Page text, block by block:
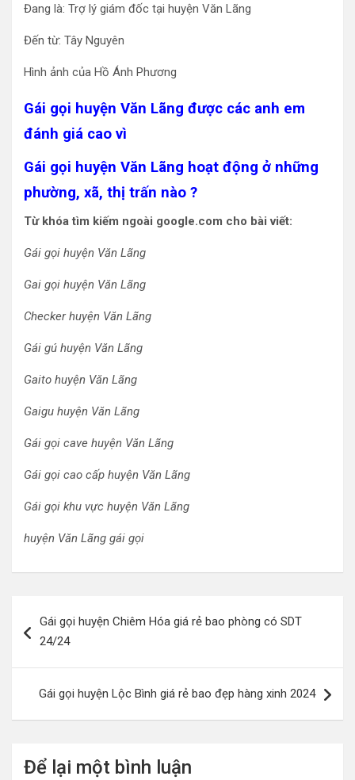
Đang là: Trợ lý giám đốc tại huyện Văn Lãng
Đến từ: Tây Nguyên
Hình ảnh của Hồ Ánh Phương
Gái gọi huyện Văn Lãng được các anh em
đánh giá cao vì
Gái gọi huyện Văn Lãng hoạt động ở những
phường, xã, thị trấn nào ?
Từ khóa tìm kiếm ngoài google.com cho bài viết:
Gái gọi huyện Văn Lãng
Gai gọi huyện Văn Lãng
Checker huyện Văn Lãng
Gái gú huyện Văn Lãng
Gaito huyện Văn Lãng
Gaigu huyện Văn Lãng
Gái gọi cave huyện Văn Lãng
Gái gọi cao cấp huyện Văn Lãng
Gái gọi khu vực huyện Văn Lãng
huyện Văn Lãng gái gọi
hướng
viết
Gái gọi huyện Chiêm Hóa giá rẻ bao phòng có SDT
24/24
Gái gọi huyện Lộc Bình giá rẻ bao đẹp hàng xinh 2024
Để lại một bình luận